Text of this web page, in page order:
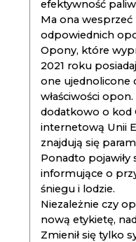
efektywność
Ma ona
odpowiednich
Opony, które
2021 roku
one ujednolicone
właściwości
dodatkowo o kod
internetową Unii
znajdują się
Ponadto
informujące o
śniegu i lodzie.
Niezależnie czy
nową etykietę,
Zmienił się tylko